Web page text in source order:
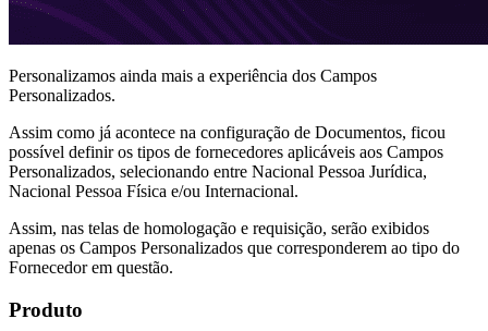
Personalizamos ainda mais a experiência dos Campos
Personalizados.
Assim como já acontece na configuração de Documentos, ficou
possível definir os tipos de fornecedores aplicáveis aos Campos
Personalizados, selecionando entre Nacional Pessoa Jurídica,
Nacional Pessoa Física e/ou Internacional.
Assim, nas telas de homologação e requisição, serão exibidos
apenas os Campos Personalizados que corresponderem ao tipo do
Fornecedor em questão.
Produto